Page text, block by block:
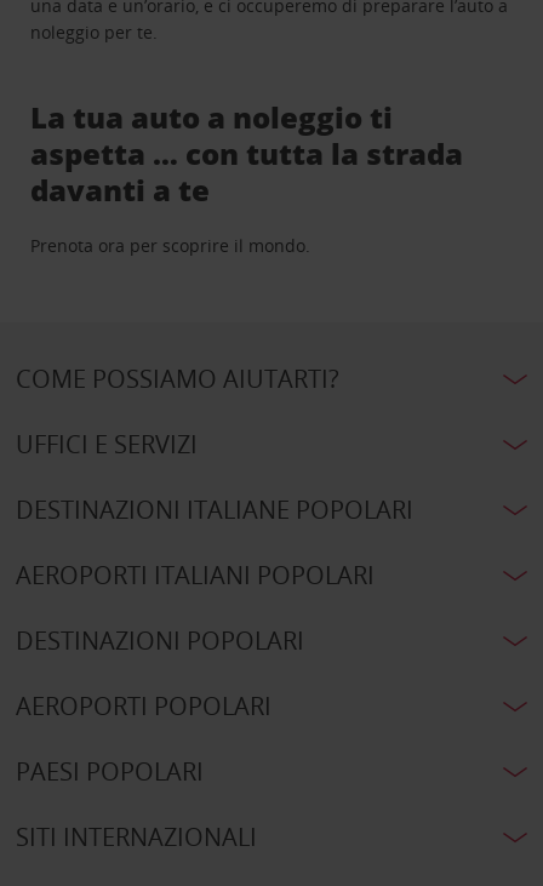
una data e un’orario, e ci occuperemo di preparare l’auto a
noleggio per te.
La tua auto a noleggio ti
aspetta … con tutta la strada
davanti a te
Prenota ora per scoprire il mondo.
COME POSSIAMO AIUTARTI?
UFFICI E SERVIZI
DESTINAZIONI ITALIANE POPOLARI
AEROPORTI ITALIANI POPOLARI
DESTINAZIONI POPOLARI
AEROPORTI POPOLARI
PAESI POPOLARI
SITI INTERNAZIONALI